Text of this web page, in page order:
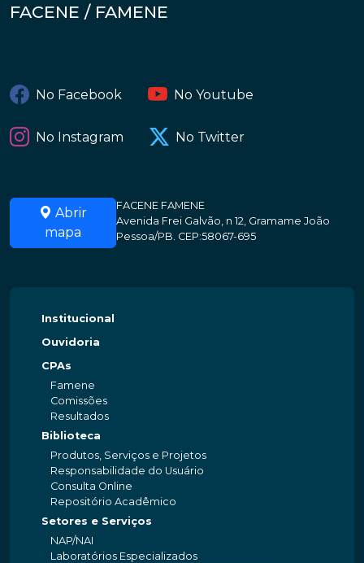
FACENE / FAMENE
No Facebook No Youtube
No Instagram No Twitter
Abrir
mapa
FACENE FAMENE
Avenida Frei Galvão, n 12, Gramame João
Pessoa/PB. CEP:58067-695
Institucional
Ouvidoria
CPAs
Famene
Comissões
Resultados
Biblioteca
Produtos, Serviços e Projetos
Responsabilidade do Usuário
Consulta Online
Repositório Acadêmico
Setores e Serviços
NAP/NAI
Laboratórios Especializados